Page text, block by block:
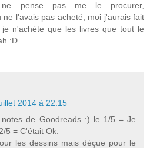
pense pas me le procurer,
ne l'avais pas acheté, moi j'aurais fait
n'achète que les livres que tout le
:D
2014 à 22:15
notes de Goodreads :) le 1/5 = Je
5 = C'était Ok.
les dessins mais déçue pour le